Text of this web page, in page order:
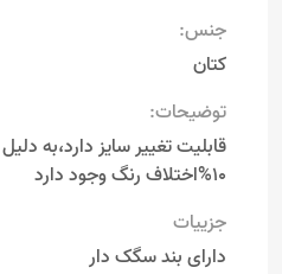
جنس:
کتان
توضیحات:
قابلیت تغییر سایز دارد،به
10%اختلاف رنگ وجود دارد
جزییات
دارای بند سگک دار